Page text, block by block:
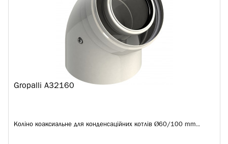
Gropalli A32160
Коліно коаксиальне для конденсаційних котлів Ø60/100 mm..